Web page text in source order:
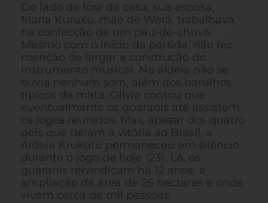
Do lado de fora da casa, sua esposa,
Maria Kuruxu, mãe de Werá, trabalhava
na confecção de um pau-de-chuva.
Mesmo com o início da partida, não fez
menção de largar a construção do
instrumento musical. Na aldeia não se
ouvia nenhum som, além dos barulhos
típicos da mata. Olívio contou que
eventualmente os guaranis até assistem
os jogos reunidos. Mas, apesar dos quatro
gols que deram a vitória ao Brasil, a
Aldeia Krukutu permaneceu em silêncio
durante o jogo de hoje (23). Lá, os
guaranis reivindicam há 12 anos a
ampliação da área de 26 hectares e onde
vivem cerca de mil pessoas.